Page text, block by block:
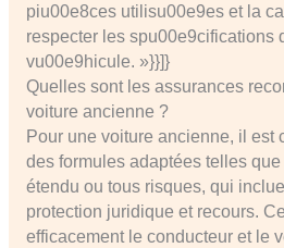
piu00e8ces utilisu00e9es et la
respecter les spu00e9cifications
vu00e9hicule. »}}]}
Quelles sont les assurances
voiture ancienne ?
Pour une voiture ancienne, il est
des formules adaptées telles que
étendu ou tous risques, qui
protection juridique et recours.
efficacement le conducteur et le